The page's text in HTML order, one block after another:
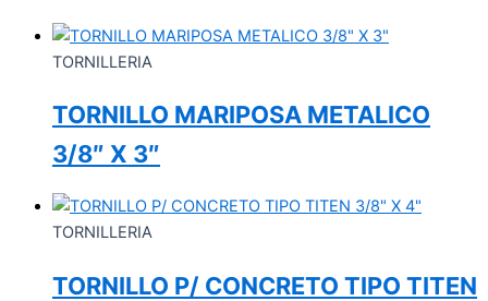
TORNILLERIA
TORNILLO MARIPOSA METALICO
3/8″ X 3″
TORNILLERIA
TORNILLO P/ CONCRETO TIPO TITEN